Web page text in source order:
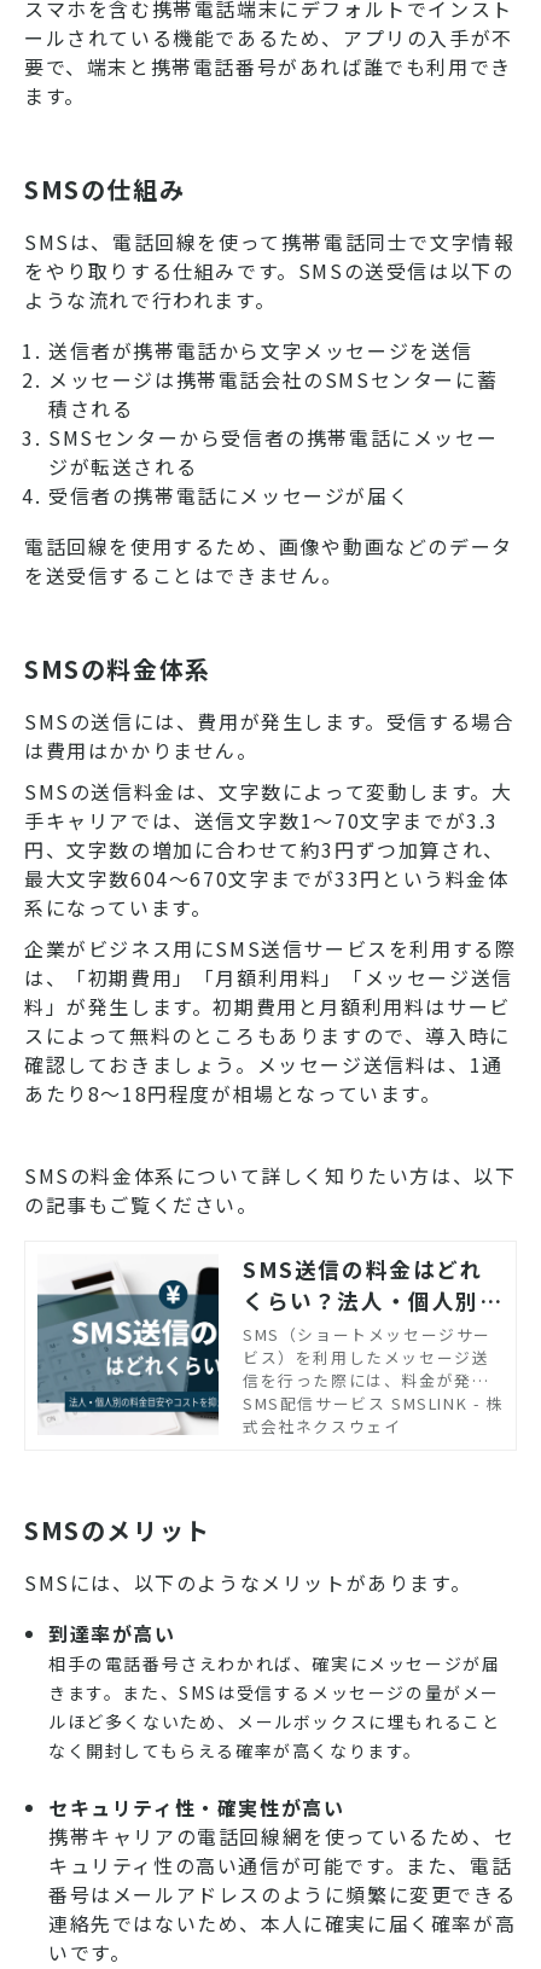
スマホを含む携帯電話端末にデフォルトでインスト
ールされている機能であるため、アプリの入手が不
要で、端末と携帯電話番号があれば誰でも利用でき
ます。
SMSの仕組み
SMSは、電話回線を使って携帯電話同士で文字情報
をやり取りする仕組みです。SMSの送受信は以下の
ような流れで行われます。
送信者が携帯電話から文字メッセージを送信
メッセージは携帯電話会社のSMSセンターに蓄
積される
SMSセンターから受信者の携帯電話にメッセー
ジが転送される
受信者の携帯電話にメッセージが届く
電話回線を使用するため、画像や動画などのデータ
を送受信することはできません。
SMSの料金体系
SMSの送信には、費用が発生します。受信する場合
は費用はかかりません。
SMSの送信料金は、文字数によって変動します。大
手キャリアでは、送信文字数1〜70文字までが3.3
円、文字数の増加に合わせて約3円ずつ加算され、
最大文字数604〜670文字までが33円という料金体
系になっています。
企業がビジネス用にSMS送信サービスを利用する際
は、「初期費用」「月額利用料」「メッセージ送信
料」が発生します。初期費用と月額利用料はサービ
スによって無料のところもありますので、導入時に
確認しておきましょう。メッセージ送信料は、1通
あたり8〜18円程度が相場となっています。
SMSの料金体系について詳しく知りたい方は、以下
の記事もご覧ください。
SMS送信の料金はどれ
くらい？法人・個人別に
料金の目安を紹介
SMS（ショートメッセージサー
ビス）を利用したメッセージ送
信を行った際には、料金が発生
します。今回は、SMS送信を行
った際の送信料金のほか、SMS
SMS配信サービス SMSLINK - 株
式会社ネクスウェイ
SMSのメリット
SMSには、以下のようなメリットがあります。
到達率が高い
相手の電話番号さえわかれば、確実にメッセージが届
きます。また、SMSは受信するメッセージの量がメー
ルほど多くないため、メールボックスに埋もれること
なく開封してもらえる確率が高くなります。
セキュリティ性・確実性が高い
携帯キャリアの電話回線網を使っているため、セ
キュリティ性の高い通信が可能です。また、電話
番号はメールアドレスのように頻繁に変更できる
連絡先ではないため、本人に確実に届く確率が高
いです。